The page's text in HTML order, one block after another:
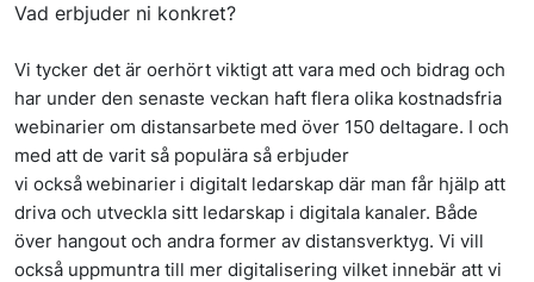
Vad erbjuder ni konkret?
Vi tycker det är oerhört viktigt att vara med och bidrag och
har under den senaste veckan haft flera olika kostnadsfria
webinarier om distansarbete med över 150 deltagare. I och
med att de varit så populära så erbjuder
vi också webinarier i digitalt ledarskap där man får hjälp att
driva och utveckla sitt ledarskap i digitala kanaler. Både
över hangout och andra former av distansverktyg. Vi vill
också uppmuntra till mer digitalisering vilket innebär att vi